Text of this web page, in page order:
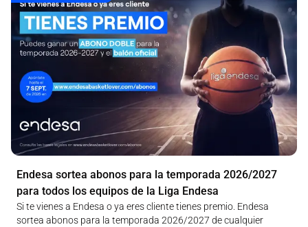
Endesa sortea abonos para la temporada 2026/2027
para todos los equipos de la Liga Endesa
Si te vienes a Endesa o ya eres cliente tienes premio. Endesa
sortea abonos para la temporada 2026/2027 de cualquier